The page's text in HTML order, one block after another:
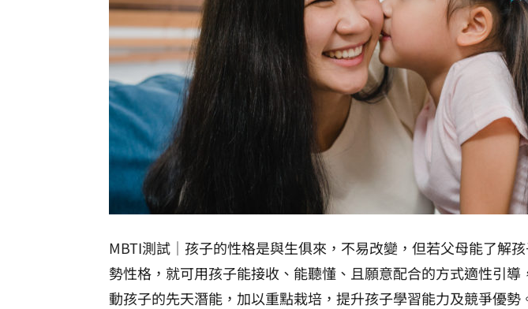
MBTI測試｜孩子的性格是與生俱來，不易改變，但若父母能了解
勢性格，就可用孩子能接收、能聽懂、且願意配合的方式適性引導
動孩子的先天潛能，加以重點栽培，提升孩子學習能力及競爭優勢